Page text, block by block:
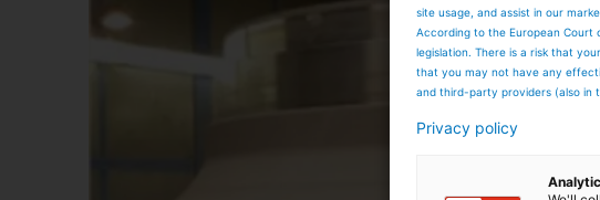
site usage, and assist in our
According to the European Court
legislation. There is a risk that
that you may not have any
and third-party providers (also in
Privacy policy